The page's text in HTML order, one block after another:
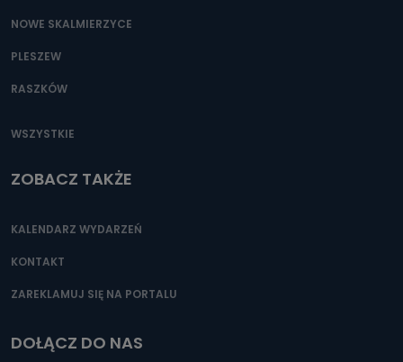
NOWE SKALMIERZYCE
PLESZEW
RASZKÓW
WSZYSTKIE
ZOBACZ TAKŻE
KALENDARZ WYDARZEŃ
KONTAKT
ZAREKLAMUJ SIĘ NA PORTALU
DOŁĄCZ DO NAS